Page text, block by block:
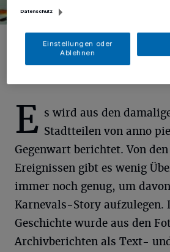
Foto: Marco Barnebeck
E s wird aus den
Stadtteilen von anno
Gegenwart berichtet. Von
Ereignissen gibt es wenig
immer noch genug, um
Karnevals-Story aufzulegen.
Geschichte wurde aus den
Archivberichten als Text-
Datenschutz
Einstellungen oder
Ablehnen